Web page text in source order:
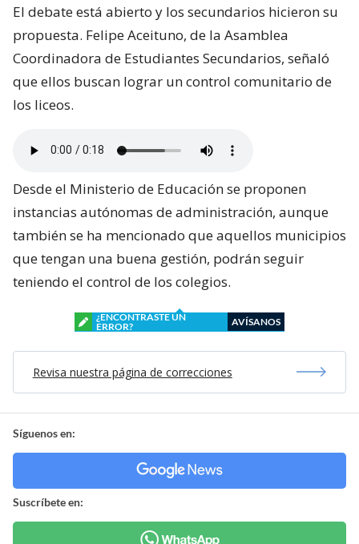
El debate está abierto y los secundarios hicieron su
propuesta. Felipe Aceituno, de la Asamblea
Coordinadora de Estudiantes Secundarios, señaló
que ellos buscan lograr un control comunitario de
los liceos.
Desde el Ministerio de Educación se proponen
instancias autónomas de administración, aunque
también se ha mencionado que aquellos municipios
que tengan una buena gestión, podrán seguir
teniendo el control de los colegios.
¿ENCONTRASTE UN
ERROR?
AVÍSANOS
Revisa nuestra página de correcciones
Síguenos en:
Suscríbete en: